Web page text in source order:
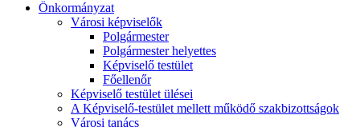
Önkormányzat
Városi képviselők
Polgármester
Polgármester helyettes
Képviselő testület
Főellenőr
Képviselő testület ülései
A Képviselő-testület mellett működő szakbizottságok
Városi tanács